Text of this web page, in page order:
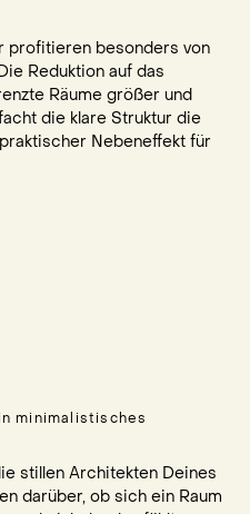
profitieren besonders von
Reduktion auf das
Räume größer und
die klare Struktur die
Nebeneffekt für
minimalistisches
stillen Architekten Deines
darüber, ob sich ein Raum